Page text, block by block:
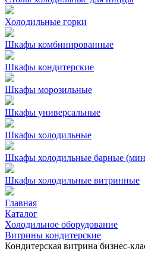
Холодильные горки
Шкафы комбинированные
Шкафы кондитерские
Шкафы морозильные
Шкафы универсальные
Шкафы холодильные
Шкафы холодильные барные
Шкафы холодильные витринные
Главная
Каталог
Холодильное оборудование
Витрины кондитерские
Кондитерская витрина бизнес-